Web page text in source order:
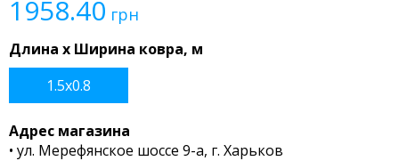
1958.40 грн
Длина x Ширина ковра, м
1.5x0.8
Адрес магазина
• ул. Мерефянское шоссе 9-а, г. Харьков